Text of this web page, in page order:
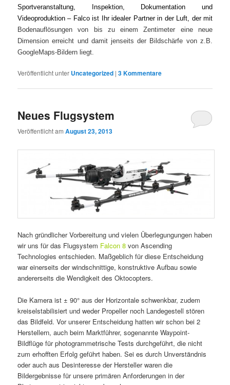
Sportveranstaltung, Inspektion, Dokumentation und
Videoproduktion – Falco ist Ihr idealer Partner in der Luft, der mit
Bodenauflösungen von bis zu einem Zentimeter eine neue
Dimension erreicht und damit jenseits der Bildschärfe von z.B.
GoogleMaps-Bildern liegt.
Veröffentlicht unter Uncategorized |3Kommentare
Neues Flugsystem
Veröffentlicht amAugust 23, 2013
Nach gründlicher Vorbereitung und vielen Überlegungungen haben
wir uns für das Flugsystem Falcon 8 von Ascending
Technologies entschieden. Maßgeblich für diese Entscheidung
war einerseits der windschnittige, konstruktive Aufbau sowie
andererseits die Wendigkeit des Oktocopters.
Die Kamera ist ± 90° aus der Horizontale schwenkbar, zudem
kreiselstabilisiert und weder Propeller noch Landegestell stören
das Bildfeld. Vor unserer Entscheidung hatten wir schon bei 2
Herstellern, auch beim Marktführer, sogenannte Waypoint-
Bildflüge für photogrammetrische Tests durchgeführt, die nicht
zum erhofften Erfolg geführt haben. Sei es durch Unverständnis
oder auch aus Desinteresse der Hersteller waren die
Bildergebnisse für unsere primären Anforderungen in der